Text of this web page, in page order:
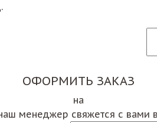
ОФОРМИТЬ ЗАКАЗ
на
наш менеджер свяжется с